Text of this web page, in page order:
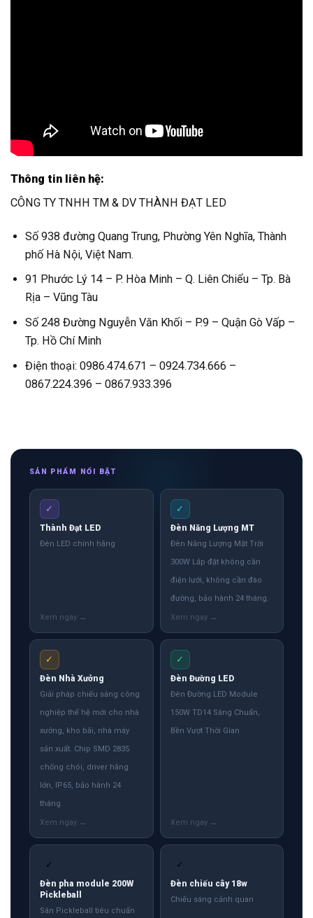
Thông tin liên hệ:
CÔNG TY TNHH TM & DV THÀNH ĐẠT LED
Số 938 đường Quang Trung, Phường Yên Nghĩa, Thành
phố Hà Nội, Việt Nam.
91 Phước Lý 14 – P. Hòa Minh – Q. Liên Chiểu – Tp. Bà
Rịa – Vũng Tàu
Số 248 Đường Nguyễn Văn Khối – P.9 – Quận Gò Vấp –
Tp. Hồ Chí Minh
Điện thoại: 0986.474.671 – 0924.734.666 –
0867.224.396 – 0867.933.396
SẢN PHẨM NỔI BẬT
✓
Thành Đạt LED
Đèn LED chính hãng
✓
Đèn Năng Lượng MT
Đèn Năng Lượng Mặt Trời
300W Lắp đặt không cần
điện lưới, không cần đào
đường, bảo hành 24 tháng.
✓
Đèn Nhà Xưởng
Giải pháp chiếu sáng công
nghiệp thế hệ mới cho nhà
xưởng, kho bãi, nhà máy
sản xuất. Chip SMD 2835
chống chói, driver hãng
lớn, IP65, bảo hành 24
tháng.
✓
Đèn Đường LED
Đèn Đường LED Module
150W TD14 Sáng Chuẩn,
Bền Vượt Thời Gian
✓
Đèn pha module 200W
Pickleball
Sân Pickleball tiêu chuẩn
✓
Đèn chiếu cây 18w
Chiếu sáng cảnh quan